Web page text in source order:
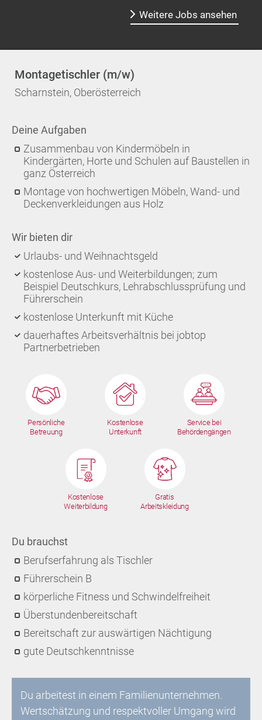
Weitere Jobs ansehen
Montagetischler (m/w)
Scharnstein, Oberösterreich
Deine Aufgaben
Zusammenbau von Kindermöbeln in
Kindergärten, Horte und Schulen auf Baustellen in
ganz Österreich
Montage von hochwertigen Möbeln, Wand- und
Deckenverkleidungen aus Holz
Wir bieten dir
Urlaubs- und Weihnachtsgeld
kostenlose Aus- und Weiterbildungen; zum
Beispiel Deutschkurs, Lehrabschlussprüfung und
Führerschein
kostenlose Unterkunft mit Küche
dauerhaftes Arbeitsverhältnis bei jobtop
Partnerbetrieben
Persönliche
Betreuung
Kostenlose
Unterkunft
Service bei
Behördengängen
Kostenlose
Weiterbildung
Gratis
Arbeitskleidung
Du brauchst
Berufserfahrung als Tischler
Führerschein B
körperliche Fitness und Schwindelfreiheit
Überstundenbereitschaft
Bereitschaft zur auswärtigen Nächtigung
gute Deutschkenntnisse
Du arbeitest in einem Familienunternehmen.
Wertschätzung und respektvoller Umgang wird